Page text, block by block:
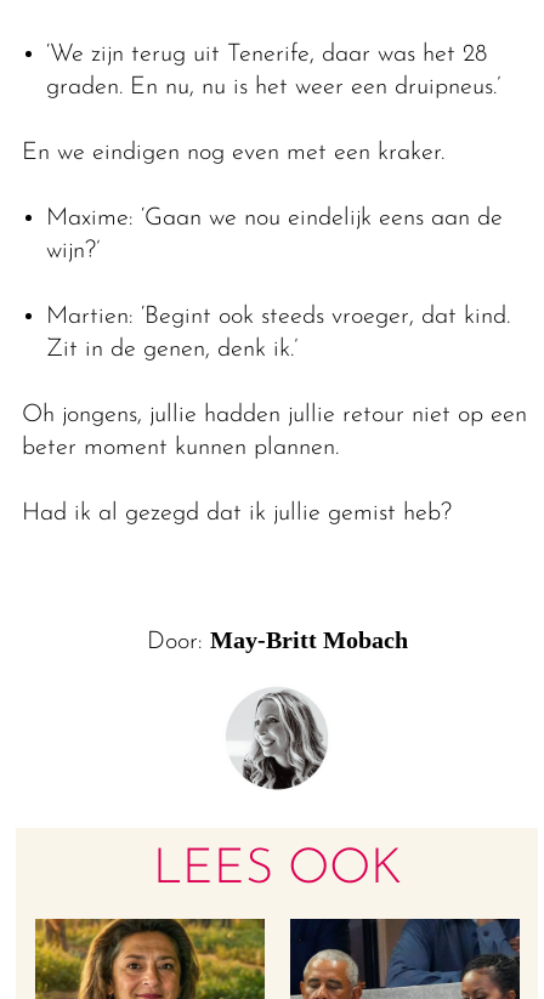
‘We zijn terug uit Tenerife, daar was het 28
graden. En nu, nu is het weer een druipneus.’
En we eindigen nog even met een kraker.
Maxime: ‘Gaan we nou eindelijk eens aan de
wijn?’
Martien: ‘Begint ook steeds vroeger, dat kind.
Zit in de genen, denk ik.’
Oh jongens, jullie hadden jullie retour niet op een
beter moment kunnen plannen.
Had ik al gezegd dat ik jullie gemist heb?
Door: May-Britt Mobach
LEES OOK